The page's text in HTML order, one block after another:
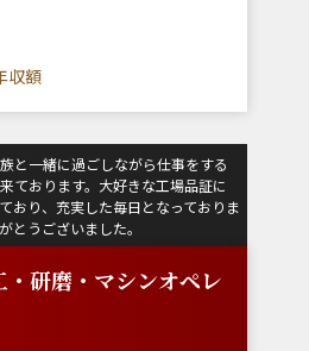
収額
と一緒に過ごしながら仕事をする
ております。大好きな工場品証に
おり、充実した毎日となっておりま
とうございました。
研磨・マシンオペレ